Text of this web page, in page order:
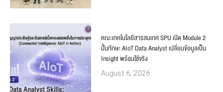
คณะเทคโนโลยีสารสนเทศ SPU เปิด Module 2
ปั้นทักษะ AIoT Data Analyst เปลี่ยนข้อมูลเป็น
Insight พร้อมใช้จริง
August 6, 2026